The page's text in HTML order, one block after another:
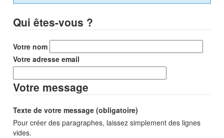
Qui êtes-vous ?
Votre nom
Votre adresse email
Votre message
Texte de votre message (obligatoire)
Pour créer des paragraphes, laissez simplement des lignes
vides.